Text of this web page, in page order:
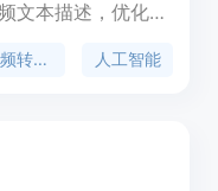
文本描述，优化文
便捷的基础服务。
音频转文字 人工智能